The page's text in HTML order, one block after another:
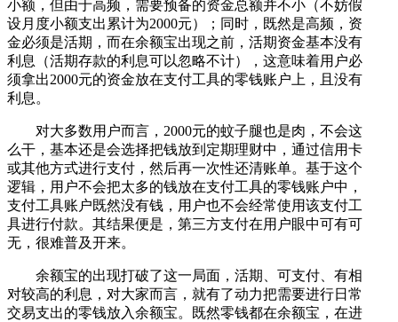
小额，但由于高频，需要预备的资金总额并不小（不妨假
设月度小额支出累计为2000元）；同时，既然是高频，资
金必须是活期，而在余额宝出现之前，活期资金基本没有
利息（活期存款的利息可以忽略不计），这意味着用户必
须拿出2000元的资金放在支付工具的零钱账户上，且没有
利息。
对大多数用户而言，2000元的蚊子腿也是肉，不会这
么干，基本还是会选择把钱放到定期理财中，通过信用卡
或其他方式进行支付，然后再一次性还清账单。基于这个
逻辑，用户不会把太多的钱放在支付工具的零钱账户中，
支付工具账户既然没有钱，用户也不会经常使用该支付工
具进行付款。其结果便是，第三方支付在用户眼中可有可
无，很难普及开来。
余额宝的出现打破了这一局面，活期、可支付、有相
对较高的利息，对大家而言，就有了动力把需要进行日常
交易支出的零钱放入余额宝。既然零钱都在余额宝，在进